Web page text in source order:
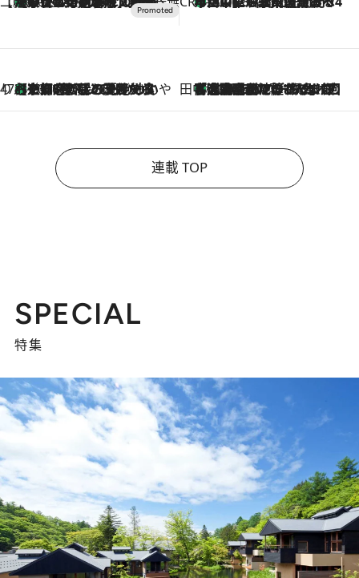
47都道府県の手みやげ ひんやりスイーツで夏を満喫
2026.8.7
【京都府】この夏絶対食べたい 冷やしておいしいおやつ3選 ひと口目から心を掴む新緑のテリーヌ 田中稲の勝手に再ブーム
2026.8.7
「湘南乃風に憧れて」観客大盛上がりの“タオル回し”に、ラッパー顔負けの高速歌唱まで…さだまさし（74）のアグレッシブすぎる現在地
連載 TOP
SPECIAL
特集